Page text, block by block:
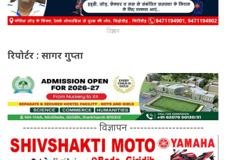
विज्ञापन
रिपोर्टर : सागर गुप्ता
--------------------- विज्ञापन ---------------------